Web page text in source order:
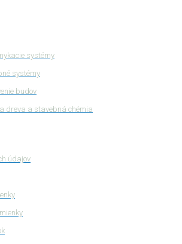
systémy
systémy
budov
dreva a stavebná chémia
údajov